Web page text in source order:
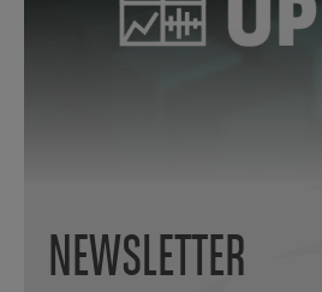
NEWSLETTER